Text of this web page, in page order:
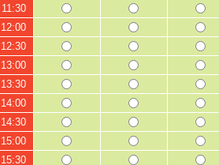
11:30
12:00
12:30
13:00
13:30
14:00
14:30
15:00
15:30